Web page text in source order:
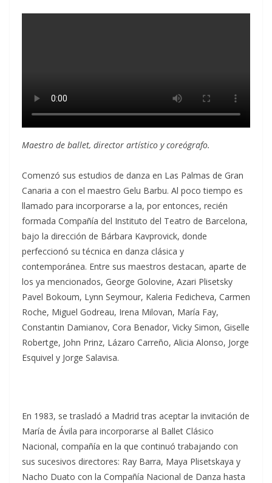
Maestro de ballet, director artístico y coreógrafo.
Comenzó sus estudios de danza en Las Palmas de Gran
Canaria a con el maestro Gelu Barbu. Al poco tiempo es
llamado para incorporarse a la, por entonces, recién
formada Compañía del Instituto del Teatro de Barcelona,
bajo la dirección de Bárbara Kavprovick, donde
perfeccionó su técnica en danza clásica y
contemporánea. Entre sus maestros destacan, aparte de
los ya mencionados, George Golovine, Azari Plisetsky
Pavel Bokoum, Lynn Seymour, Kaleria Fedicheva, Carmen
Roche, Miguel Godreau, Irena Milovan, María Fay,
Constantin Damianov, Cora Benador, Vicky Simon, Giselle
Robertge, John Prinz, Lázaro Carreño, Alicia Alonso, Jorge
Esquivel y Jorge Salavisa.
En 1983, se trasladó a Madrid tras aceptar la invitación de
María de Ávila para incorporarse al Ballet Clásico
Nacional, compañía en la que continuó trabajando con
sus sucesivos directores: Ray Barra, Maya Plisetskaya y
Nacho Duato con la Compañía Nacional de Danza hasta